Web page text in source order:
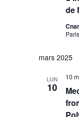
de
mars 2025
LUN
10
10